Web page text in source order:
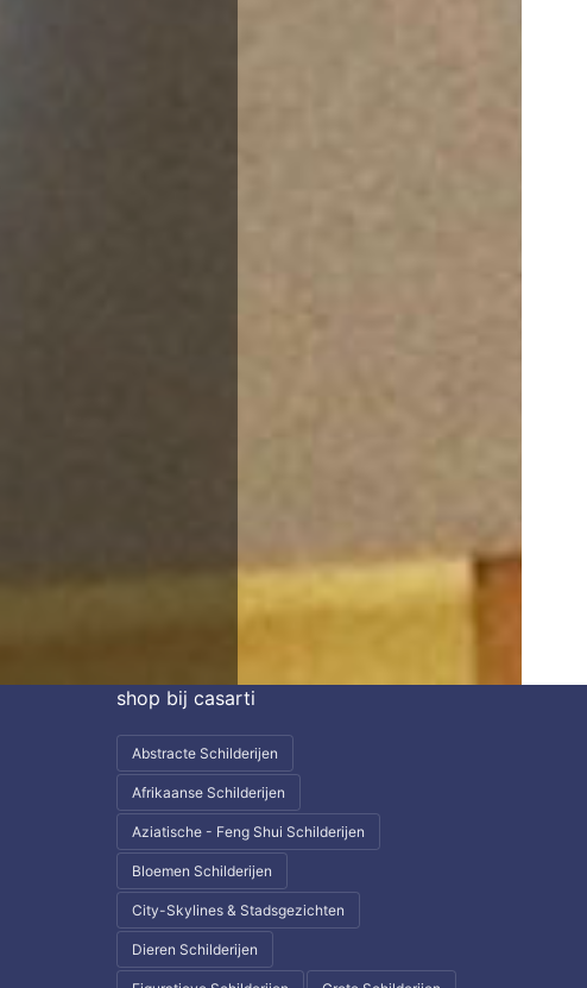
shop bij casarti
Abstracte Schilderijen
Afrikaanse Schilderijen
Aziatische - Feng Shui Schilderijen
Bloemen Schilderijen
City-Skylines & Stadsgezichten
Dieren Schilderijen